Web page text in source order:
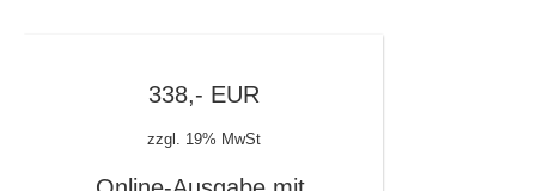
338,- EUR
zzgl. 19% MwSt